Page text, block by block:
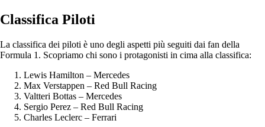
Classifica Piloti
La classifica dei piloti è uno degli aspetti più seguiti dai fan della
Formula 1. Scopriamo chi sono i protagonisti in cima alla classifica:
Lewis Hamilton – Mercedes
Max Verstappen – Red Bull Racing
Valtteri Bottas – Mercedes
Sergio Perez – Red Bull Racing
Charles Leclerc – Ferrari